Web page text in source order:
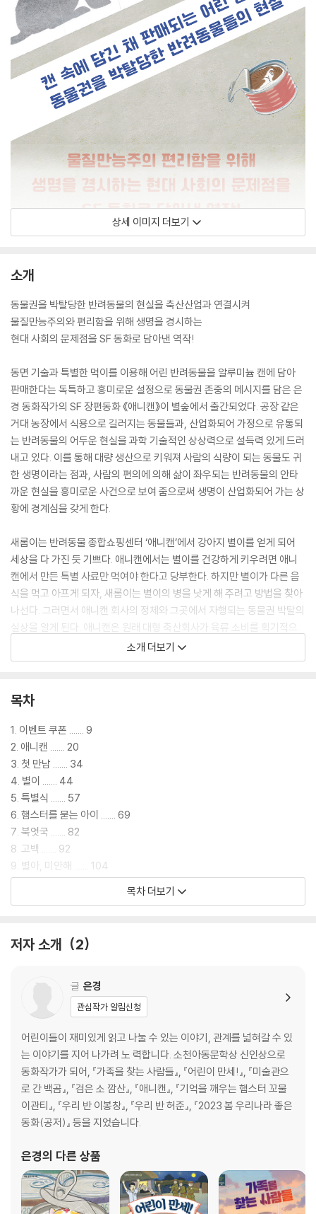
상세 이미지 더보기
소개
동물권을 박탈당한 반려동물의 현실을 축산산업과 연결시켜
물질만능주의와 편리함을 위해 생명을 경시하는
현대 사회의 문제점을 SF 동화로 담아낸 역작!
동면 기술과 특별한 먹이를 이용해 어린 반려동물을 알루미늄 캔에 담아
판매한다는 독특하고 흥미로운 설정으로 동물권 존중의 메시지를 담은 은
경 동화작가의 SF 장편동화 《애니캔》이 별숲에서 출간되었다. 공장 같은
거대 농장에서 식용으로 길러지는 동물들과, 산업화되어 가정으로 유통되
는 반려동물의 어두운 현실을 과학 기술적인 상상력으로 설득력 있게 드러
내고 있다. 이를 통해 대량 생산으로 키워져 사람의 식량이 되는 동물도 귀
한 생명이라는 점과, 사람의 편의에 의해 삶이 좌우되는 반려동물의 안타
까운 현실을 흥미로운 사건으로 보여 줌으로써 생명이 산업화되어 가는 상
황에 경계심을 갖게 한다.
새롬이는 반려동물 종합쇼핑센터 ‘애니캔’에서 강아지 별이를 얻게 되어
세상을 다 가진 듯 기쁘다. 애니캔에서는 별이를 건강하게 키우려면 애니
캔에서 만든 특별 사료만 먹여야 한다고 당부한다. 하지만 별이가 다른 음
식을 먹고 아프게 되자, 새롬이는 별이의 병을 낫게 해 주려고 방법을 찾아
나선다. 그러면서 애니캔 회사의 정체와 그곳에서 자행되는 동물권 박탈의
실상을 알게 된다. 애니캔은 원래 대형 축산회사가 육류 소비를 획기적으
로 늘리기 위해 개발한 신기술이지만, 그 기술을 반려동물에도 적용시켜
막대한 이익을 얻고자 만들어진 회사다. 어린 반려동물은 캔 속에 들어갈
은 평생 정해진 사료만 먹어야 건강하게 살 수 있다. 애니캔에서는 소비자
아픈 별이의 생명을 구하기 위해 새롬이는 친구들과 함께 적극적으로 방법
을 찾아 나간다. 별이의 투병기를 브이로그로 만들어 인터넷에 업로드하
고, 애니캔에서 사육된 동물들의 상황을 알리기 위해 설문조사를 만들어
많은 어린이들의 참여를 이끌어 낸다. 별이를 구하려는 새롬이와 친구들의
이런 노력들이 언론에 알려지면서 애니캔 실상이 사람들의 커다란 관심을
받게 된다. 비록 새롬이와 친구들의 힘은 작고 약하지만 동물을 위하는 사
려 깊고 따뜻한 마음은 독자들에게 진한 감동을 선사한다.
《애니캔》은 동물권을 박탈당한 반려동물의 현실을 대형 축산 산업과 연결
해, 물질만능주의와 편리함을 위해 생명 존중을 경시하는 현대 사회의 문
행동이 무엇인지 흥미진진한 이야기로 들려준다.
소개 더보기
목차
1. 이벤트 쿠폰 ....... 9
2. 애니캔 ....... 20
3. 첫 만남 ....... 34
4. 별이 ....... 44
5. 특별식 ....... 57
6. 햄스터를 묻는 아이 ....... 69
7. 북엇국 ....... 82
8. 고백 ....... 92
9. 별아, 미안해 ....... 104
10. 시작 ....... 114
14. 날마다 기다릴게 ....... 156
목차 더보기
저자 소개 2
글 은경
관심작가 알림신청
어린이들이 재미있게 읽고 나눌 수 있는 이야기, 관계를 넓혀갈 수 있
는 이야기를 지어 나가려 노 력합니다. 소천아동문학상 신인상으로
동화작가가 되어, 『가족을 찾는 사람들』, 『어린이 만세!』, 『미술관으
로 간 백곰』, 『검은 소 깜산』, 『애니캔』, 『기억을 깨우는 햄스터 꼬물
이관티』, 『우리 반 이봉창』, 『우리 반 허준』, 『2023 봄 우리나라 좋은
동화(공저)』 등을 지었습니다.
은경의 다른 상품